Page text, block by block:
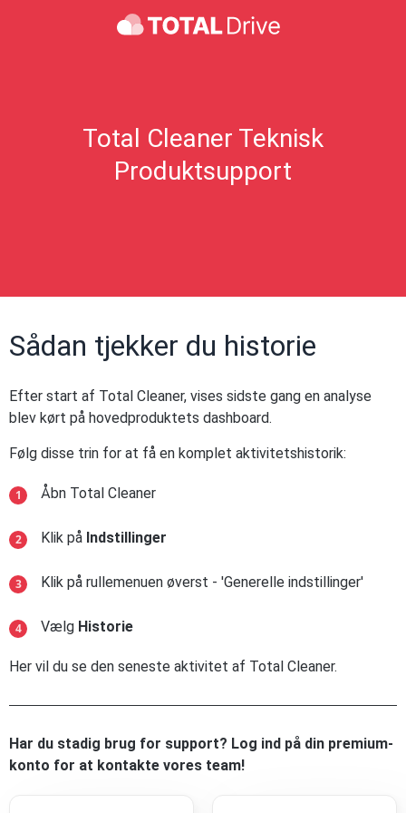
Total Cleaner Teknisk
Produktsupport
Sådan tjekker du historie
Efter start af Total Cleaner, vises sidste gang en analyse
blev kørt på hovedproduktets dashboard.
Følg disse trin for at få en komplet aktivitetshistorik:
Åbn Total Cleaner
Klik på Indstillinger
Klik på rullemenuen øverst - 'Generelle indstillinger'
Vælg Historie
Her vil du se den seneste aktivitet af Total Cleaner.
Har du stadig brug for support? Log ind på din premium-
konto for at kontakte vores team!